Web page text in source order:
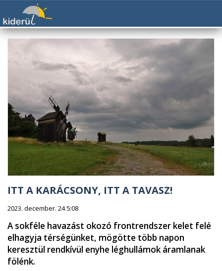
ITT A KARÁCSONY, ITT A TAVASZ!
2023. december. 24 5:08
A sokféle havazást okozó frontrendszer kelet felé
elhagyja térségünket, mögötte több napon
keresztül rendkívül enyhe léghullámok áramlanak
fölénk.